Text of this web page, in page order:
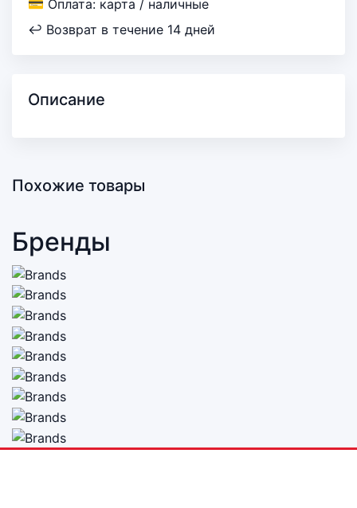
💳 Оплата: карта / наличные
↩ Возврат в течение 14 дней
Описание
Похожие товары
Бренды